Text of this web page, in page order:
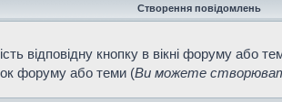
Створення повідомлень
відповідну кнопку в вікні форуму або
форуму або теми (Ви можете